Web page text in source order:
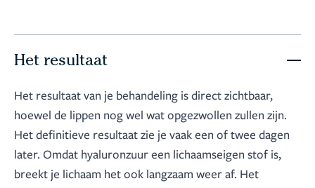
Het resultaat
Het resultaat van je behandeling is direct zichtbaar,
hoewel de lippen nog wel wat opgezwollen zullen zijn.
Het definitieve resultaat zie je vaak een of twee dagen
later. Omdat hyaluronzuur een lichaamseigen stof is,
breekt je lichaam het ook langzaam weer af. Het